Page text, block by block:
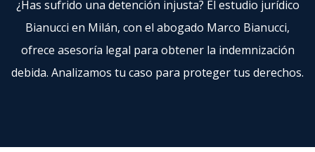
¿Has sufrido una detención injusta? El estudio jurídico
Bianucci en Milán, con el abogado Marco Bianucci,
ofrece asesoría legal para obtener la indemnización
debida. Analizamos tu caso para proteger tus derechos.